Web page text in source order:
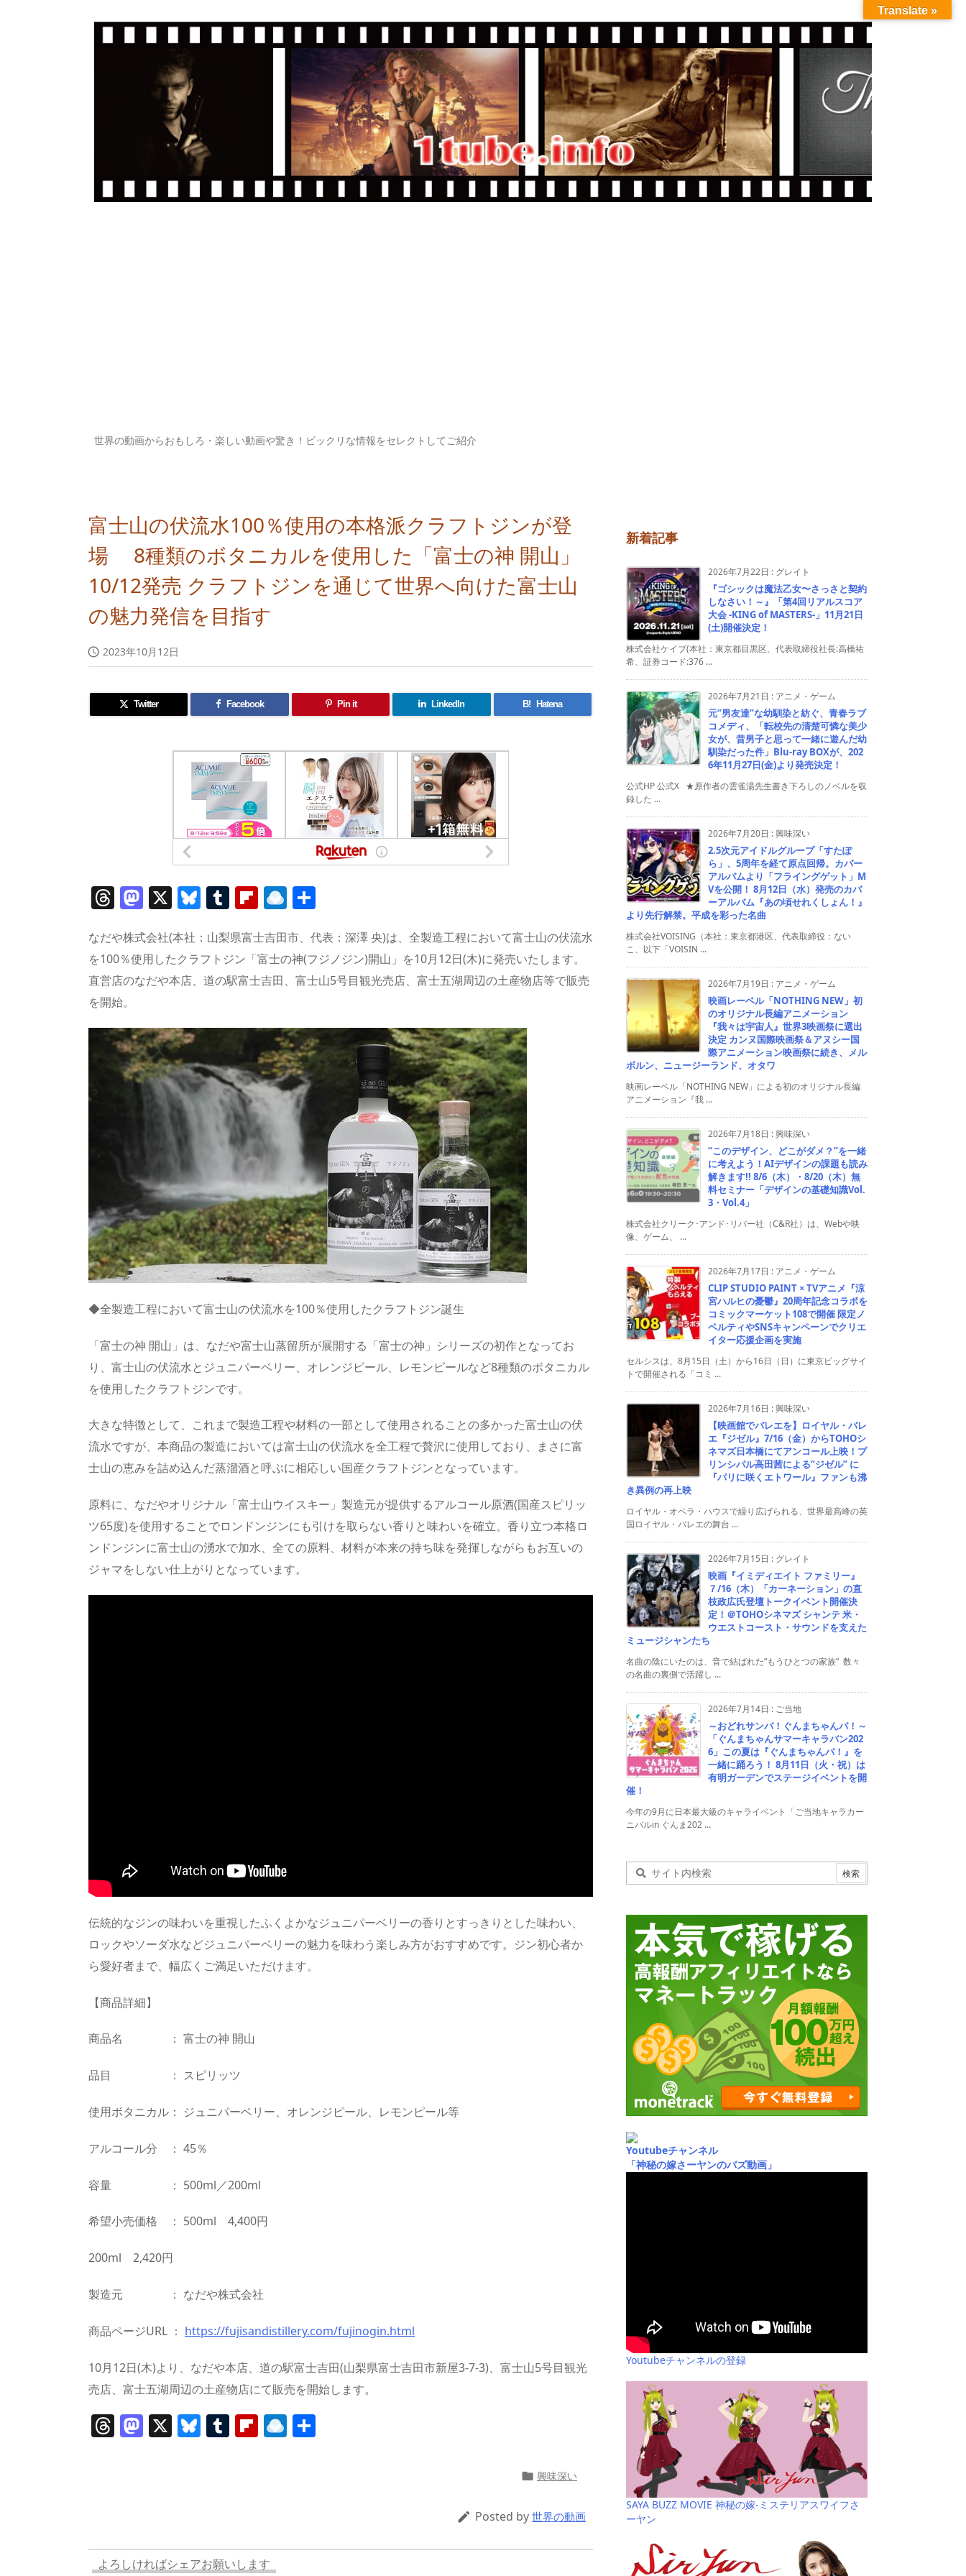
世界の動画からおもしろ・楽しい動画や驚き！ビックリな情報をセレクトしてご紹介
富士山の伏流水100％使用の本格派クラフトジンが登
場 8種類のボタニカルを使用した「富士の神 開山」
10/12発売 クラフトジンを通じて世界へ向けた富士山
の魅力発信を目指す
 2023年10月12日
Twitter Facebook Pin it LinkedIn B! Hatena
T
h
re
a
d
s
M
a
st
o
d
n
X Bl
u
e
sk
y
T
u
m
bl
r
Fl
ip
b
o
ar
R
ai
n
d
ro
io
なだや株式会社(本社：山梨県富士吉田市、代表：深澤 央)は、全製造工程において富士山の伏流水
を100％使用したクラフトジン「富士の神(フジノジン)開山」を10月12日(木)に発売いたします。
直営店のなだや本店、道の駅富士吉田、富士山5号目観光売店、富士五湖周辺の土産物店等で販売
を開始。
◆全製造工程において富士山の伏流水を100％使用したクラフトジン誕生
「富士の神 開山」は、なだや富士山蒸留所が展開する「富士の神」シリーズの初作となってお
り、富士山の伏流水とジュニパーベリー、オレンジピール、レモンピールなど8種類のボタニカル
を使用したクラフトジンです。
大きな特徴として、これまで製造工程や材料の一部として使用されることの多かった富士山の伏
流水ですが、本商品の製造においては富士山の伏流水を全工程で贅沢に使用しており、まさに富
士山の恵みを詰め込んだ蒸溜酒と呼ぶに相応しい国産クラフトジンとなっています。
原料に、なだやオリジナル「富士山ウイスキー」製造元が提供するアルコール原酒(国産スピリッ
ツ65度)を使用することでロンドンジンにも引けを取らない香りと味わいを確立。香り立つ本格ロ
ンドンジンに富士山の湧水で加水、全ての原料、材料が本来の持ち味を発揮しながらもお互いの
ジャマをしない仕上がりとなっています。
伝統的なジンの味わいを重視したふくよかなジュニパーベリーの香りとすっきりとした味わい、
ロックやソーダ水などジュニパーベリーの魅力を味わう楽しみ方がおすすめです。ジン初心者か
ら愛好者まで、幅広くご満足いただけます。
【商品詳細】
商品名 ： 富士の神 開山
品目 ： スピリッツ
使用ボタニカル： ジュニパーベリー、オレンジピール、レモンピール等
アルコール分 ： 45％
容量 ： 500ml／200ml
希望小売価格 ： 500ml 4,400円
200ml 2,420円
製造元 ： なだや株式会社
商品ページURL ： https://fujisandistillery.com/fujinogin.html
10月12日(木)より、なだや本店、道の駅富士吉田(山梨県富士吉田市新屋3-7-3)、富士山5号目観光
売店、富士五湖周辺の土産物店にて販売を開始します。
T
s
M
o
n
X Bl T Fl
d
R
p.
 興味深い
 Posted by 世界の動画
よろしければシェアお願いします
新着記事
2026年7月22日 : グレイト
『ゴシックは魔法乙女〜さっさと契約
しなさい！～』「第4回リアルスコア
大会 -KING of MASTERS-」11月21日
(土)開催決定！
株式会社ケイブ(本社：東京都目黒区、代表取締役社長:高橋祐
希、証券コード:376 ...
2026年7月21日 : アニメ・ゲーム
元”男友達”な幼馴染と紡ぐ、青春ラブ
コメディ、「転校先の清楚可憐な美少
女が、昔男子と思って一緒に遊んだ幼
馴染だった件」Blu-ray BOXが、202
6年11月27日(金)より発売決定！
公式HP 公式X ★原作者の雲雀湯先生書き下ろしのノベルを収
録した ...
2026年7月20日 :興味深い
2.5次元アイドルグループ「すたぽ
ら」、5周年を経て原点回帰。カバー
アルバムより「フライングゲット」M
Vを公開！ 8月12日（水）発売のカバ
ーアルバム『あの頃せれくしょん！』
より先行解禁。平成を彩った名曲
株式会社VOISING（本社：東京都港区、代表取締役：ない
こ、以下「VOISIN ...
2026年7月19日 : アニメ・ゲーム
映画レーベル「NOTHING NEW」初
のオリジナル長編アニメーション
『我々は宇宙人』世界3映画祭に選出
決定 カンヌ国際映画祭＆アヌシー国
際アニメーション映画祭に続き、メル
ボルン、ニュージーランド、オタワ
映画レーベル「NOTHING NEW」による初のオリジナル長編
アニメーション『我 ...
2026年7月18日 :興味深い
“このデザイン、どこがダメ？”を一緒
に考えよう！AIデザインの課題も読み
解きます!! 8/6（木）・8/20（木）無
料セミナー「デザインの基礎知識Vol.
3・Vol.4」
株式会社クリーク･アンド･リバー社（C&R社）は、Webや映
像、ゲーム、 ...
2026年7月17日 : アニメ・ゲーム
CLIP STUDIO PAINT × TVアニメ『涼
宮ハルヒの憂鬱』20周年記念コラボを
コミックマーケット108で開催 限定ノ
ベルティやSNSキャンペーンでクリエ
イター応援企画を実施
セルシスは、8月15日（土）から16日（日）に東京ビッグサイ
トで開催される「コミ ...
2026年7月16日 :興味深い
【映画館でバレエを】ロイヤル・バレ
エ『ジゼル』7/16（金）からTOHOシ
ネマズ日本橋にてアンコール上映！プ
リンシパル高田茜による“ジゼル” に
『パリに咲くエトワール』ファンも沸
き異例の再上映
ロイヤル・オペラ・ハウスで繰り広げられる、世界最高峰の英
国ロイヤル・バレエの舞台 ...
2026年7月15日 : グレイト
映画『イミディエイト ファミリー』
７/16（木）「カーネーション」の直
枝政広氏登壇トークイベント開催決
定！＠TOHOシネマズ シャンテ 米・
ウエストコースト・サウンドを支えた
ミュージシャンたち
名曲の陰にいたのは、音で結ばれた“もうひとつの家族” 数々
の名曲の裏側で活躍し ...
2026年7月14日 : ご当地
～おどれサンバ！ぐんまちゃんバ！～
「ぐんまちゃんサマーキャラバン202
6」この夏は『ぐんまちゃんバ！』を
一緒に踊ろう！ 8月11日（火・祝）は
有明ガーデンでステージイベントを開
催！
今年の9月に日本最大級のキャライベント「ご当地キャラカー
ニバルin ぐんま202 ...
Youtubeチャンネル
「神秘の嫁さーヤンのバズ動画」
Youtubeチャンネルの登録
SAYA BUZZ MOVIE 神秘の嫁-ミステリアスワイフさ
ーヤン
Translate »